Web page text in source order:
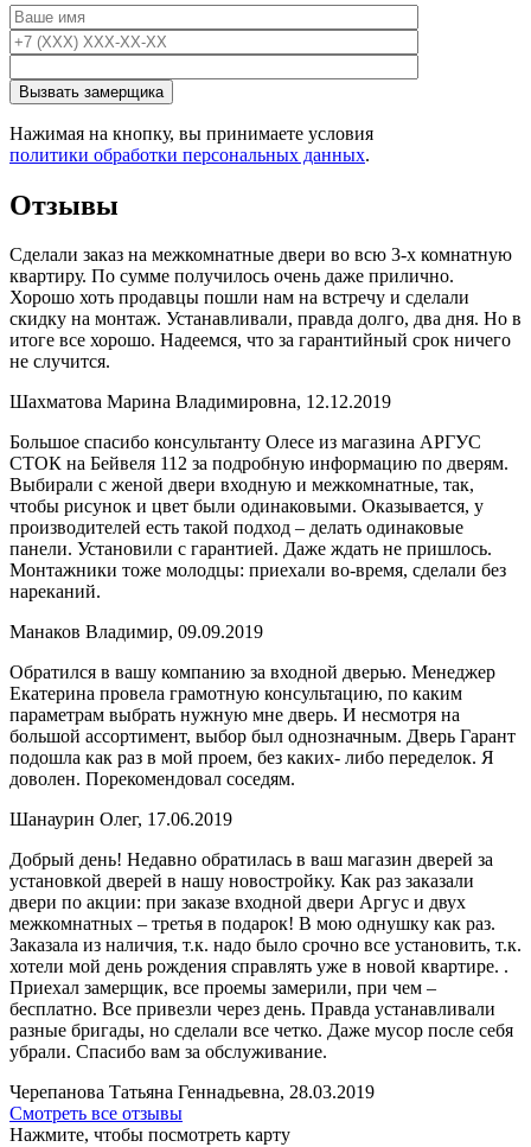
Нажимая на кнопку, вы принимаете условия
политики обработки персональных данных.
Отзывы
Сделали заказ на межкомнатные двери во всю 3-х комнатную
квартиру. По сумме получилось очень даже прилично.
Хорошо хоть продавцы пошли нам на встречу и сделали
скидку на монтаж. Устанавливали, правда долго, два дня. Но в
итоге все хорошо. Надеемся, что за гарантийный срок ничего
не случится.
Шахматова Марина Владимировна, 12.12.2019
Большое спасибо консультанту Олесе из магазина АРГУС
СТОК на Бейвеля 112 за подробную информацию по дверям.
Выбирали с женой двери входную и межкомнатные, так,
чтобы рисунок и цвет были одинаковыми. Оказывается, у
производителей есть такой подход – делать одинаковые
панели. Установили с гарантией. Даже ждать не пришлось.
Монтажники тоже молодцы: приехали во-время, сделали без
нареканий.
Манаков Владимир, 09.09.2019
Обратился в вашу компанию за входной дверью. Менеджер
Екатерина провела грамотную консультацию, по каким
параметрам выбрать нужную мне дверь. И несмотря на
большой ассортимент, выбор был однозначным. Дверь Гарант
подошла как раз в мой проем, без каких- либо переделок. Я
доволен. Порекомендовал соседям.
Шанаурин Олег, 17.06.2019
Добрый день! Недавно обратилась в ваш магазин дверей за
установкой дверей в нашу новостройку. Как раз заказали
двери по акции: при заказе входной двери Аргус и двух
межкомнатных – третья в подарок! В мою однушку как раз.
Заказала из наличия, т.к. надо было срочно все установить, т.к.
хотели мой день рождения справлять уже в новой квартире. .
Приехал замерщик, все проемы замерили, при чем –
бесплатно. Все привезли через день. Правда устанавливали
разные бригады, но сделали все четко. Даже мусор после себя
убрали. Спасибо вам за обслуживание.
Черепанова Татьяна Геннадьевна, 28.03.2019
Смотреть все отзывы
Нажмите, чтобы посмотреть карту